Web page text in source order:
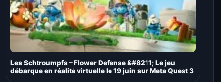
Les Schtroumpfs – Flower Defense &#8211; Le jeu
débarque en réalité virtuelle le 19 juin sur Meta Quest 3